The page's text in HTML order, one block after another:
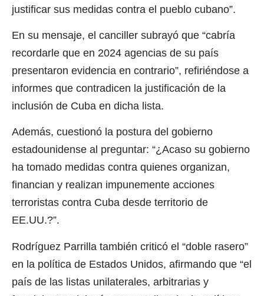
justificar sus medidas contra el pueblo cubano”.
En su mensaje, el canciller subrayó que “cabría
recordarle que en 2024 agencias de su país
presentaron evidencia en contrario”, refiriéndose a
informes que contradicen la justificación de la
inclusión de Cuba en dicha lista.
Además, cuestionó la postura del gobierno
estadounidense al preguntar: “¿Acaso su gobierno
ha tomado medidas contra quienes organizan,
financian y realizan impunemente acciones
terroristas contra Cuba desde territorio de
EE.UU.?”.
Rodríguez Parrilla también criticó el “doble rasero”
en la política de Estados Unidos, afirmando que “el
país de las listas unilaterales, arbitrarias y